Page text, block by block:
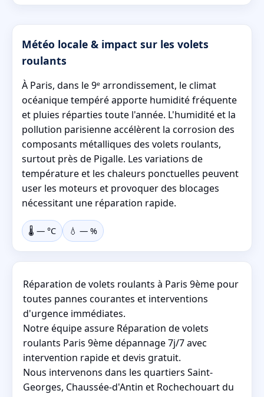
Météo locale & impact sur les volets
roulants
À Paris, dans le 9ᵉ arrondissement, le climat
océanique tempéré apporte humidité fréquente
et pluies réparties toute l'année. L'humidité et la
pollution parisienne accélèrent la corrosion des
composants métalliques des volets roulants,
surtout près de Pigalle. Les variations de
température et les chaleurs ponctuelles peuvent
user les moteurs et provoquer des blocages
nécessitant une réparation rapide.
🌡️ — °C 💧 — %
Réparation de volets roulants à Paris 9ème pour
toutes pannes courantes et interventions
d'urgence immédiates.
Notre équipe assure Réparation de volets
roulants Paris 9ème dépannage 7j/7 avec
intervention rapide et devis gratuit.
Nous intervenons dans les quartiers Saint-
Georges, Chaussée-d'Antin et Rochechouart du